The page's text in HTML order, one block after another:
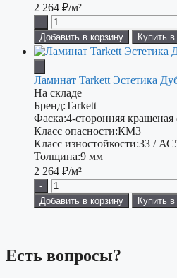
2 264 ₽/м²
-
Добавить в корзину
Купить
Ламинат Tarkett Эстетика
На складе
Бренд:Tarkett
Фаска:4-сторонняя крашеная
Класс опасности:КМ3
Класс изностойкости:33 /
Толщина:9 мм
2 264 ₽/м²
-
Добавить в корзину
Купить
Есть вопросы?